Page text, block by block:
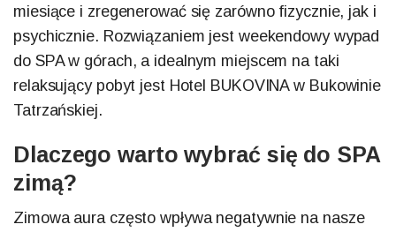
miesiące i zregenerować się zarówno fizycznie, jak i
psychicznie. Rozwiązaniem jest weekendowy wypad
do SPA w górach, a idealnym miejscem na taki
relaksujący pobyt jest Hotel BUKOVINA w Bukowinie
Tatrzańskiej.
Dlaczego warto wybrać się do SPA
zimą?
Zimowa aura często wpływa negatywnie na nasze